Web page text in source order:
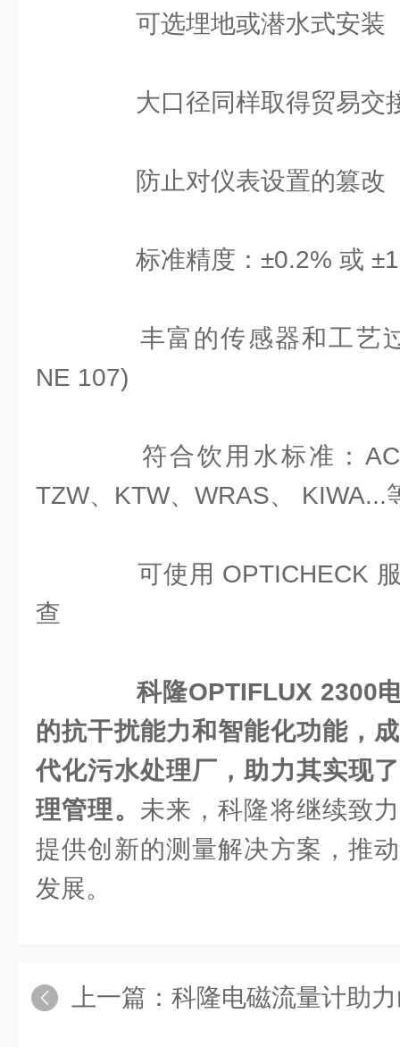
可选埋地或潜水式安装
大口径同样取得贸易交
防止对仪表设置的篡改
标准精度：±0.2% 或
丰富的传感器和工艺
NE 107)
符合饮用水标准：
TZW、KTW、WRAS、 KIWA...
可使用 OPTICHECK 服
查
科隆OPTIFLUX 2300
的抗干扰能力和智能化功能，
代化污水处理厂，助力其实现
理管理。 未来，科隆将继续致
提供创新的测量解决方案，推
发展。
上一篇： 科隆电磁流量计助力山地水